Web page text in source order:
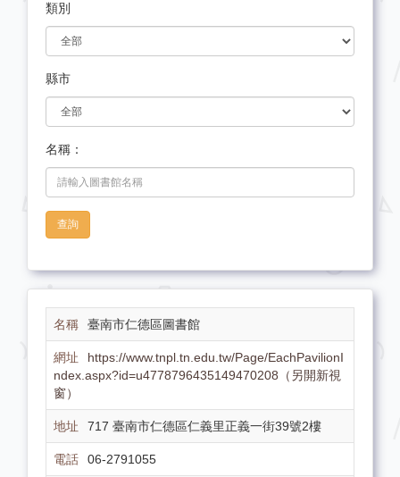
類別
縣市
名稱：
查詢
臺南市仁德區圖書館
https://www.tnpl.tn.edu.tw/Page/EachPavilionI
ndex.aspx?id=u4778796435149470208（另開新視
窗）
717 臺南市仁德區仁義里正義一街39號2樓
06-2791055